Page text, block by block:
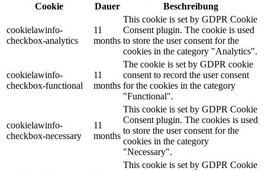
Cookie
Dauer Beschreibung
cookielawinfo-
checkbox-analytics
11
months
This cookie is set by GDPR Cookie
Consent plugin. The cookie is used
to store the user consent for the
cookies in the category "Analytics".
cookielawinfo-
checkbox-functional
11
months
The cookie is set by GDPR cookie
consent to record the user consent
for the cookies in the category
"Functional".
cookielawinfo-
checkbox-necessary
11
months
This cookie is set by GDPR Cookie
Consent plugin. The cookies is used
to store the user consent for the
cookies in the category
"Necessary".
This cookie is set by GDPR Cookie